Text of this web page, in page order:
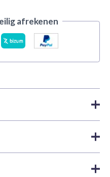
afrekenen
,Verf,X y XF Acrylic |
gemakkelijk aan te